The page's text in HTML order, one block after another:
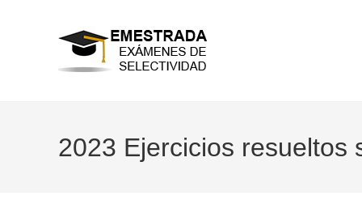
2023 Ejercicios resueltos